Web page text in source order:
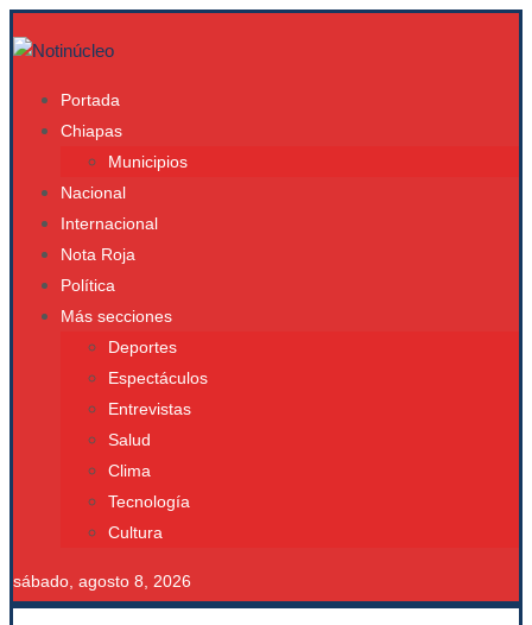
Portada
Chiapas
Municipios
Nacional
Internacional
Nota Roja
Política
Más secciones
Deportes
Espectáculos
Entrevistas
Salud
Clima
Tecnología
Cultura
sábado, agosto 8, 2026